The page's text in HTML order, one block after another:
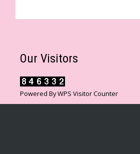
Our Visitors
Powered ByWPS Visitor Counter